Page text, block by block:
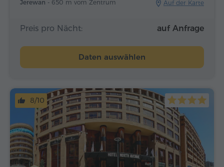
Jerewan - 650 m vom Zentrum Auf der Karte
Preis pro Nächt: auf Anfrage
Daten auswählen
8/10